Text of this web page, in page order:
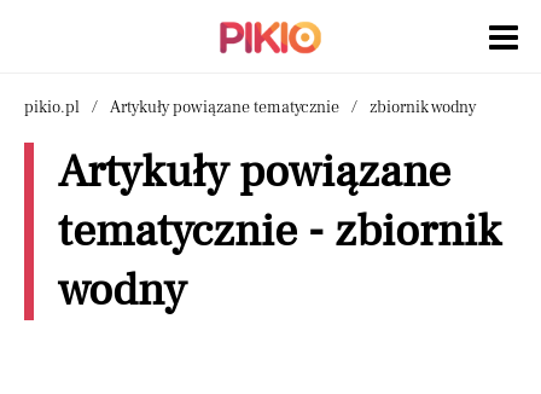
pikio.pl Artykuły powiązane tematycznie zbiornik wodny
Artykuły powiązane
tematycznie - zbiornik
wodny